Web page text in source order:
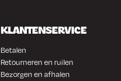
KLANTENSERVICE
Betalen
Retourneren en ruilen
Bezorgen en afhalen